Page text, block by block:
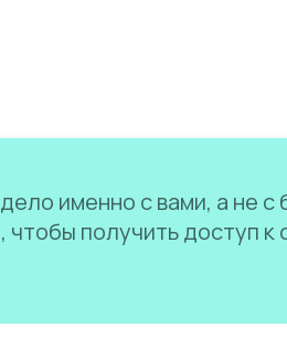
именно с вами, а не с
получить доступ к